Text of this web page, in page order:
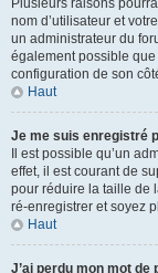
Plusieurs raisons
nom d’utilisateur et
un administrateur du
également possible
configuration de son
Haut
Je me suis enregistré
Il est possible qu’un
effet, il est courant de
pour réduire la taille de
ré-enregistrer et soyez
Haut
J’ai perdu mon mot de